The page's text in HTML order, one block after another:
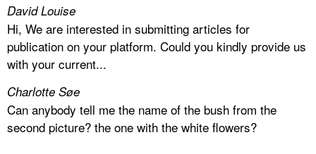
David Louise
Hi, We are interested in submitting articles for
publication on your platform. Could you kindly provide us
with your current...
Charlotte Søe
Can anybody tell me the name of the bush from the
second picture? the one with the white flowers?